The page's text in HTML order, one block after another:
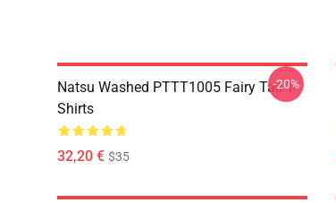
Natsu Washed PTTT1005 Fairy Tail T-
Shirts
32,20 € $35
-20%